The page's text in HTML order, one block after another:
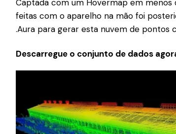
Captada com um Hovermap em menos
feitas com o aparelho na mão foi
.Aura para gerar esta nuvem de pontos
Descarregue o conjunto de dados